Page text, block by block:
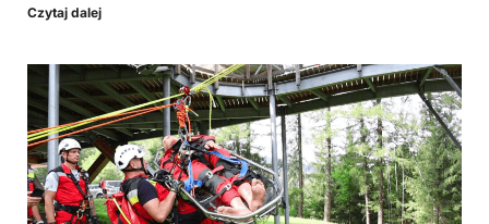
Czytaj dalej